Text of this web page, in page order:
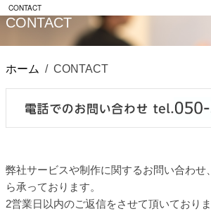
CONTACT
CONTACT
ホーム CONTACT
弊社サービスや制作に関するお問い合わせ
ら承っております。
2営業日以内のご返信をさせて頂いておりま